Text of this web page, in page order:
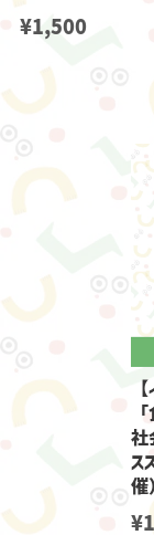
¥1,500
社
ス
催